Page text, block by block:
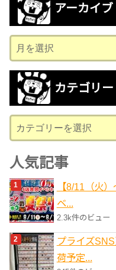
アーカイブ
ー
カ
ブ
カテゴリー
テ
ゴ
リ
ー
人気記事
【8/11（火
ベ...
2.3k件のビュー
プライズ
荷予定...